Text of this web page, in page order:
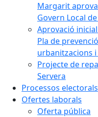
Margarit
Govern Local
Aprovació
Pla de
urbanitzacions
Projecte de
Servera
Processos electorals
Ofertes laborals
Oferta pública